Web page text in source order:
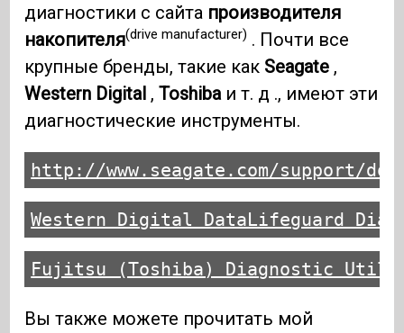
диагностики с сайта производителя
накопителя(drive manufacturer) . Почти все
крупные бренды, такие как Seagate ,
Western Digital ,Toshiba и т. д ., имеют эти
диагностические инструменты.
http://www.seagate.com/support/
Western Digital DataLifeguard
Fujitsu (Toshiba) Diagnostic
Вы также можете прочитать мой